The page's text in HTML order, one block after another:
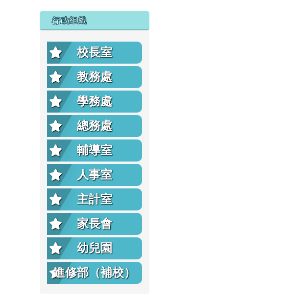
行政組織
校長室
教務處
學務處
總務處
輔導室
人事室
主計室
家長會
幼兒園
進修部（補校）